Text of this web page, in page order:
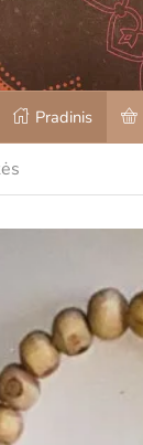
Pradinis